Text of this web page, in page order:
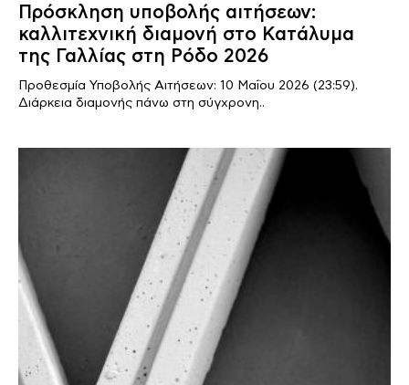
Πρόσκληση υποβολής αιτήσεων:
καλλιτεχνική διαμονή στο Κατάλυμα
της Γαλλίας στη Ρόδο 2026
Προθεσμία Υποβολής Αιτήσεων: 10 Μαΐου 2026 (23:59).
Διάρκεια διαμονής πάνω στη σύγχρονη..